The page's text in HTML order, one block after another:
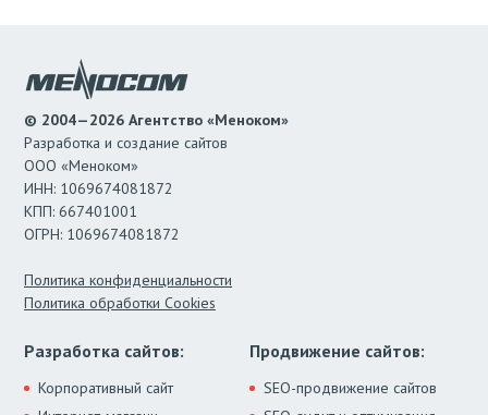
© 2004—2026 Агентство «Меноком»
Разработка и создание сайтов
ООО «Меноком»
ИНН: 1069674081872
КПП: 667401001
ОГРН: 1069674081872
Политика конфиденциальности
Политика обработки Cookies
Разработка сайтов:
Корпоративный сайт
Продвижение сайтов:
SEO-продвижение сайтов